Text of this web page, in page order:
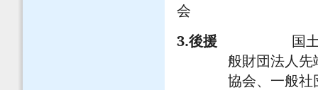
会
3.後援
国
般財団法人
協会、一般社